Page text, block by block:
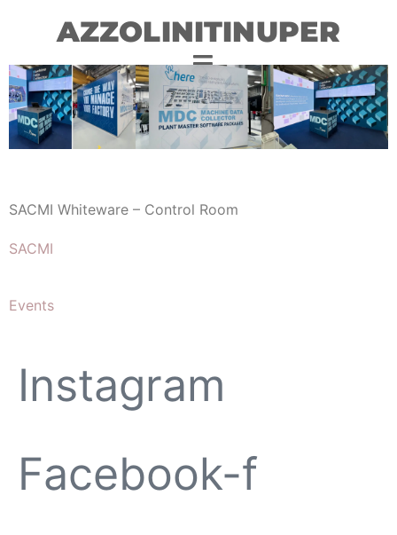
AZZOLINITINUPER
SACMI Whiteware – Control Room
SACMI
Events
Instagram
Facebook-f